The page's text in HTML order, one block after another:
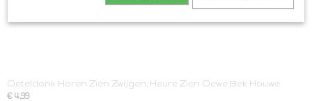
Oeteldonk Horen Zien Zwijgen, Heure Zien Oewe Bek Houwe
€ 4,99